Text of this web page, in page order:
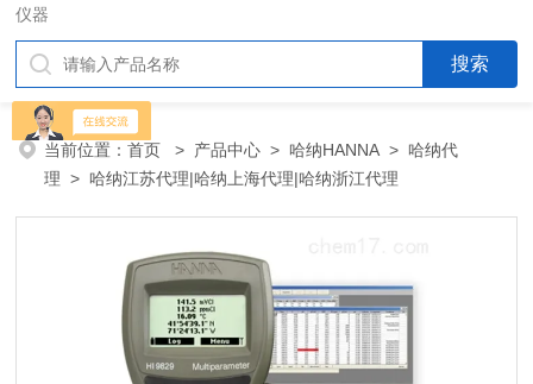
仪器
当前位置：首页 > 产品中心 >哈纳HANNA >哈纳代
理 > 哈纳江苏代理|哈纳上海代理|哈纳浙江代理